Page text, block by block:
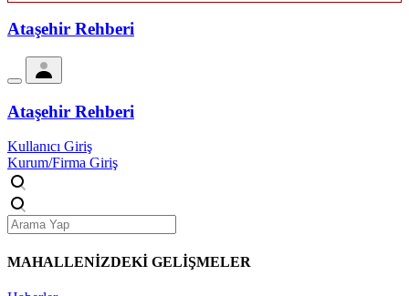
Ataşehir Rehberi
Ataşehir Rehberi
Kullanıcı Giriş
Kurum/Firma Giriş
MAHALLENİZDEKİ GELİŞMELER